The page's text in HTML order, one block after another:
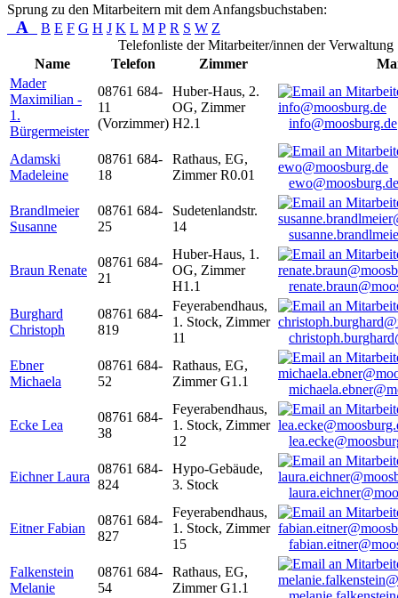
Sprung zu den Mitarbeitern mit dem Anfangsbuchstaben:
A B E F G H J K L M P R S W Z
Telefonliste der Mitarbeiter/innen der Verwaltung
Name
Telefon Zimmer
Mader
Maximilian -
1.
Bürgermeister
08761 684-
11
(Vorzimmer)
Huber-Haus, 2.
OG, Zimmer
H2.1
info@moosburg.de
Adamski
Madeleine
08761 684-
18
Rathaus, EG,
Zimmer R0.01
ewo@moosburg.de
Brandlmeier
Susanne
08761 684-
25
Sudetenlandstr.
14
Braun Renate
08761 684-
21
Huber-Haus, 1.
OG, Zimmer
H1.1
Burghard
Christoph
08761 684-
819
Feyerabendhaus,
1. Stock, Zimmer
11
Ebner
Michaela
08761 684-
52
Rathaus, EG,
Zimmer G1.1
Ecke Lea
08761 684-
38
Feyerabendhaus,
1. Stock, Zimmer
12
Eichner Laura
08761 684-
824
Hypo-Gebäude,
3. Stock
Eitner Fabian
08761 684-
827
Feyerabendhaus,
1. Stock, Zimmer
15
Falkenstein
Melanie
08761 684-
54
Rathaus, EG,
Zimmer G1.1